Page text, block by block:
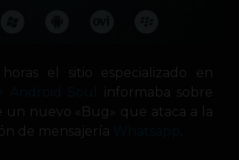
el sitio especializado en
informaba sobre
un nuevo «Bug» que ataca a la
de mensajería